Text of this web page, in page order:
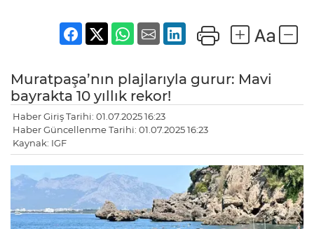
Muratpaşa’nın plajlarıyla gurur: Mavi
bayrakta 10 yıllık rekor!
Haber Giriş Tarihi: 01.07.2025 16:23
Haber Güncellenme Tarihi: 01.07.2025 16:23
Kaynak: IGF